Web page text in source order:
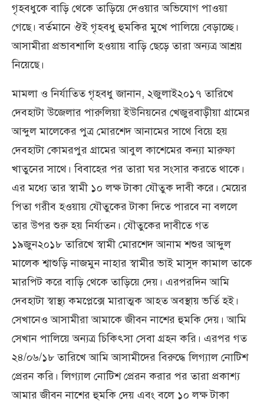
গৃহবধুকে বাড়ি থেকে তাড়িয়ে দেওয়ার অভিযোগ পাওয়া
গেছে। বর্তমানে ঔই গৃহবধু হুমকির মুখে পালিয়ে বেড়াচ্ছে।
আসামীরা প্রভাবশালি হওয়ায় বাড়ি ছেড়ে তারা অন্যত্র আশ্রয়
নিয়েছে।
মামলা ও নির্যাতিত গৃহবধু জানান, ২জুলাই২০১৭ তারিখে
দেবহাটা উজেলার পারুলিয়া ইউনিয়নের খেজুরবাড়ীয়া গ্রামের
আব্দুল মালেকের পুত্র মোরশেদ আনামের সাথে বিয়ে হয়
দেবহাটা কোমরপুর গ্রামের আবুল কাশেমের কন্যা মারুফা
খাতুনের সাথে। বিবাহের পর তারা ঘর সংসার করতে থাকে।
এর মধ্যে তার স্বামী ১০ লক্ষ টাকা যৌতুক দাবী করে। মেয়ের
পিতা গরীব হওয়ায় যৌতুকের টাকা দিতে পারবে না বললে
তার উপর শুরু হয় নির্যাতন। যৌতুকের দাবীতে গত
১৯জুন২০১৮ তারিখে স্বামী মোরশেদ আনাম শশুর আব্দুল
মালেক শ্বাশুড়ি নাজমুন নাহার স্বামীর ভাই মাসুদ কামাল তাকে
মারপিট করে বাড়ি থেকে তাড়িয়ে দেয়। এরপরদিন আমি
দেবহাটা স্বাস্থ্য কমপ্লেক্সে মারাত্মক আহত অবস্থায় ভর্তি হই।
সেখানেও আসামীরা আমাকে জীবন নাশের হুমকি দেয়। আমি
সেখান পালিয়ে অন্যত্র চিকিৎসা সেবা গ্রহন করি। এরপর গত
২৪/০৬/১৮ তারিখে আমি আসামীদের বিরুদ্ধে লিগ্যাল নোটিশ
প্রেরন করি। লিগ্যাল নোটিশ প্রেরন করার পর তারা প্রকাশ্য
আমার জীবন নাশের হুমকি দেয় এবং বলে ১০ লক্ষ টাকা